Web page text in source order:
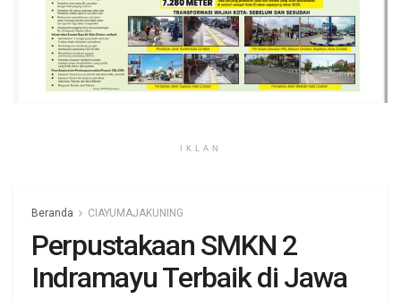
IKLAN
Beranda CIAYUMAJAKUNING
Perpustakaan SMKN 2
Indramayu Terbaik di Jawa